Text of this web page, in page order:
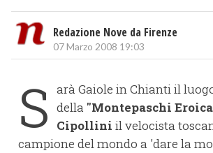
Redazione Nove da Firenze
07 Marzo 2008 19:03
S arà Gaiole in Chianti il
della "Montepaschi
Cipollini il velocista
campione del mondo a 'dare la